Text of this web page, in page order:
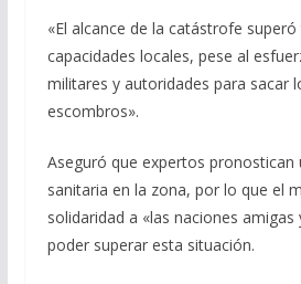
«El alcance de la catástrofe
capacidades locales, pese al
militares y autoridades para sacar
escombros».
Aseguró que expertos pronostican
sanitaria en la zona, por lo que el
solidaridad a «las naciones amigas
poder superar esta situación.